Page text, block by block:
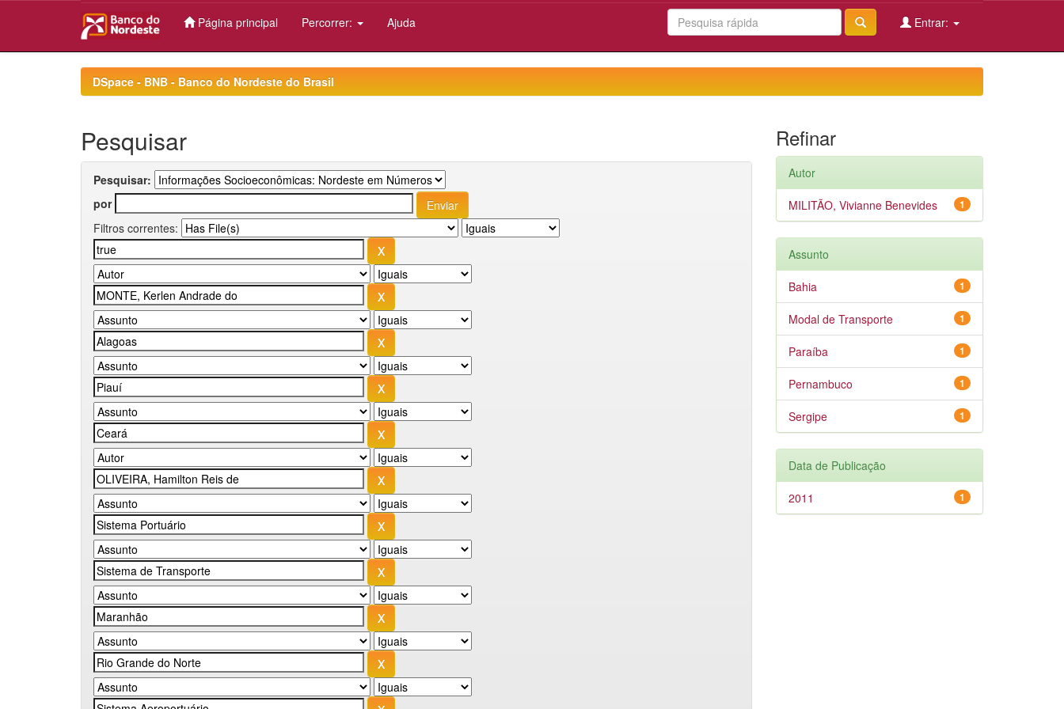
Página principal Percorrer: Ajuda Entrar:
DSpace - BNB - Banco do Nordeste do Brasil
Pesquisar
Pesquisar:
por
Filtros correntes:
Refinar
Autor
1
MILITÃO, Vivianne Benevides
Assunto
1
Bahia
1
Modal de Transporte
1
Paraíba
1
Pernambuco
1
Sergipe
Data de Publicação
1
2011